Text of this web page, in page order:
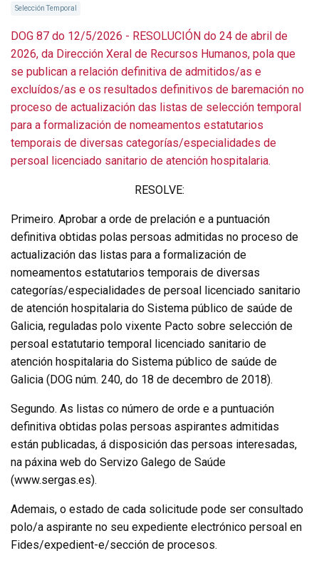
Selección Temporal
DOG 87 do 12/5/2026 - RESOLUCIÓN do 24 de abril de
2026, da Dirección Xeral de Recursos Humanos, pola que
se publican a relación definitiva de admitidos/as e
excluídos/as e os resultados definitivos de baremación no
proceso de actualización das listas de selección temporal
para a formalización de nomeamentos estatutarios
temporais de diversas categorías/especialidades de
persoal licenciado sanitario de atención hospitalaria.
RESOLVE:
Primeiro. Aprobar a orde de prelación e a puntuación
definitiva obtidas polas persoas admitidas no proceso de
actualización das listas para a formalización de
nomeamentos estatutarios temporais de diversas
categorías/especialidades de persoal licenciado sanitario
de atención hospitalaria do Sistema público de saúde de
Galicia, reguladas polo vixente Pacto sobre selección de
persoal estatutario temporal licenciado sanitario de
atención hospitalaria do Sistema público de saúde de
Galicia (DOG núm. 240, do 18 de decembro de 2018).
Segundo. As listas co número de orde e a puntuación
definitiva obtidas polas persoas aspirantes admitidas
están publicadas, á disposición das persoas interesadas,
na páxina web do Servizo Galego de Saúde
(www.sergas.es).
Ademais, o estado de cada solicitude pode ser consultado
polo/a aspirante no seu expediente electrónico persoal en
Fides/expedient-e/sección de procesos.